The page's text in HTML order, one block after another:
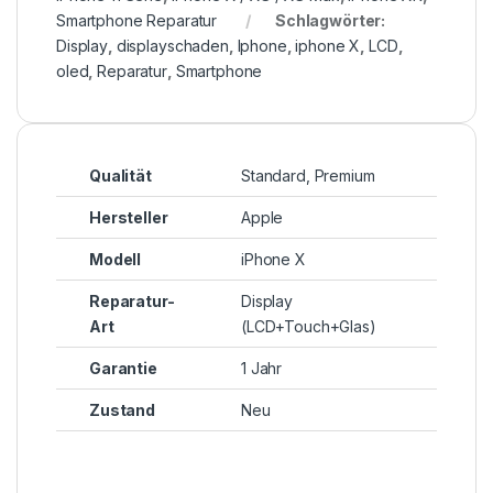
Smartphone Reparatur
Schlagwörter:
Display displayschaden Iphone ,iphone X ,LCD
oled ,Reparatur, Smartphone
Qualität Standard, Premium
Hersteller Apple
Modell iPhone X
Reparatur-
Art
Display
(LCD+Touch+Glas)
Garantie 1 Jahr
Zustand Neu